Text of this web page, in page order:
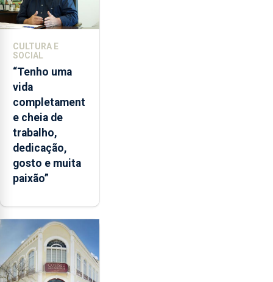
em
Comunicação
de
Ciência.
CULTURA E
SOCIAL
“Tenho uma
vida
completament
e cheia de
trabalho,
dedicação,
gosto e muita
paixão”